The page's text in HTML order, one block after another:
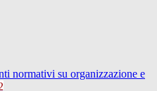
normativi su organizzazione e